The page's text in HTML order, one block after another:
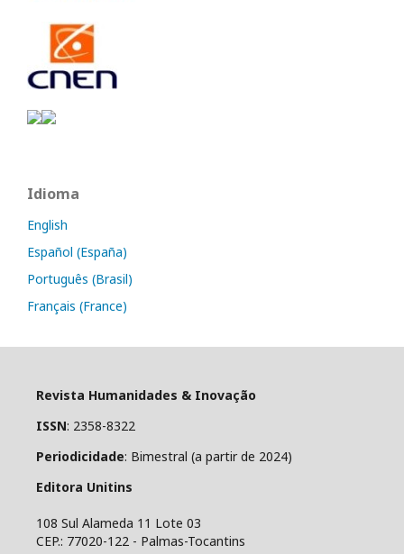
Idioma
English
Español (España)
Português (Brasil)
Français (France)
Revista Humanidades & Inovação
ISSN: 2358-8322
Periodicidade: Bimestral (a partir de 2024)
Editora Unitins
108 Sul Alameda 11 Lote 03
CEP.: 77020-122 - Palmas-Tocantins